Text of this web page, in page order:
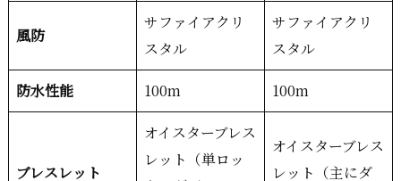
風防
サファイアクリ
スタル
サファイアクリ
スタル
防水性能 100m 100m
ブレスレット
オイスターブレス
レット（単ロッ
オイスターブレス
レット（主にダ